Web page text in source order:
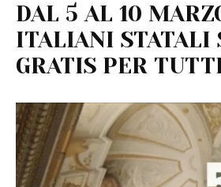
DAL 5 AL 10
ITALIANI STATALI
GRATIS PER